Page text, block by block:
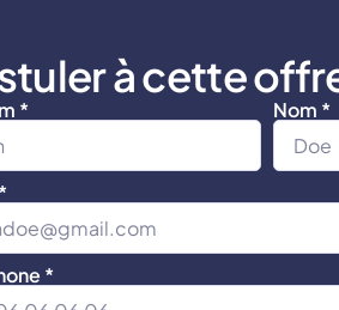
à cette
* Nom *
*